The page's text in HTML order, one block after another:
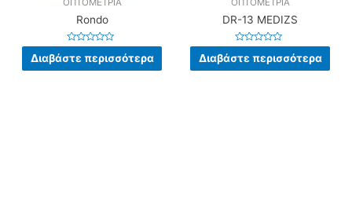
ΟΠΤΟΜΕΤΡΙΑ
Rondo
με
Διαβάστε περισσότερα
ΟΠΤΟΜΕΤΡΙΑ
DR-13 MEDIZS
με
Διαβάστε περισσότερα